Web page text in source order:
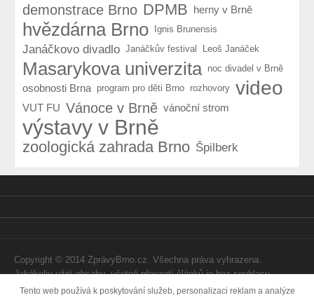
demonstrace Brno DPMB herny v Brně
hvězdárna Brno Ignis Brunensis
Janáčkovo divadlo Janáčkův festival Leoš Janáček
Masarykova univerzita noc divadel v Brně
osobnosti Brna program pro děti Brno rozhovory video
VUT FU Vánoce v Brně vánoční strom
výstavy v Brně
zoologická zahrada Brno Špilberk
Copyright © 2014 ZprávyBrno.cz. Všechna práva vyhrazena.
Jakékoliv užití obsahu, včetně převzetí článků je bez souhlasu
Webtom Enterprises s.r.o. zapovězeno.
Tento web používá k poskytování služeb, personalizaci reklam a analýze